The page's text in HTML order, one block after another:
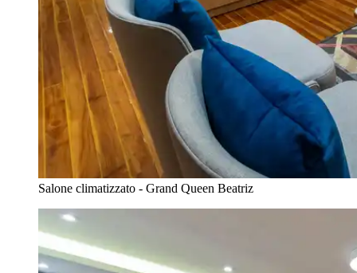
Salone climatizzato - Grand Queen Beatriz